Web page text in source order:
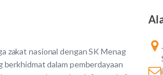
zakat nasional dengan SK Menag
berkhidmat dalam pemberdayaan